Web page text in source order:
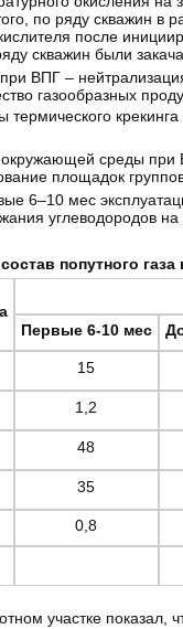
по ряду скважин
после
скважин были
ВПГ –
газообразных
термического
среды при
площадок
6–10 мес
углеводородов
попутного газа
Первые 6-10 мес
15
1,2
48
35
0,8
участке